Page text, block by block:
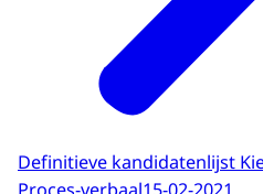
Definitieve kandidatenlijst